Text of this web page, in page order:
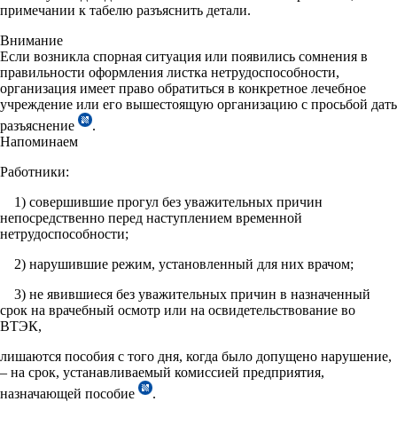
примечании к табелю разъяснить детали.
Внимание
Если возникла спорная ситуация или появились сомнения в
правильности оформления листка нетрудоспособности,
организация имеет право обратиться в конкретное лечебное
учреждение или его вышестоящую организацию с просьбой дать
разъяснение
.
Напоминаем
Работники:
1) совершившие прогул без уважительных причин
непосредственно перед наступлением временной
нетрудоспособности;
2) нарушившие режим, установленный для них врачом;
3) не явившиеся без уважительных причин в назначенный
срок на врачебный осмотр или на освидетельствование во
ВТЭК,
лишаются пособия с того дня, когда было допущено нарушение,
– на срок, устанавливаемый комиссией предприятия,
назначающей пособие
.